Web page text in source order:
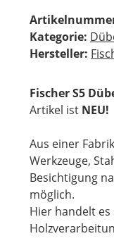
Kategorie:
Hersteller:
Fischer S5
Artikel ist NEU!
Aus einer
Werkzeuge,
Besichtigung
möglich.
Hier handelt